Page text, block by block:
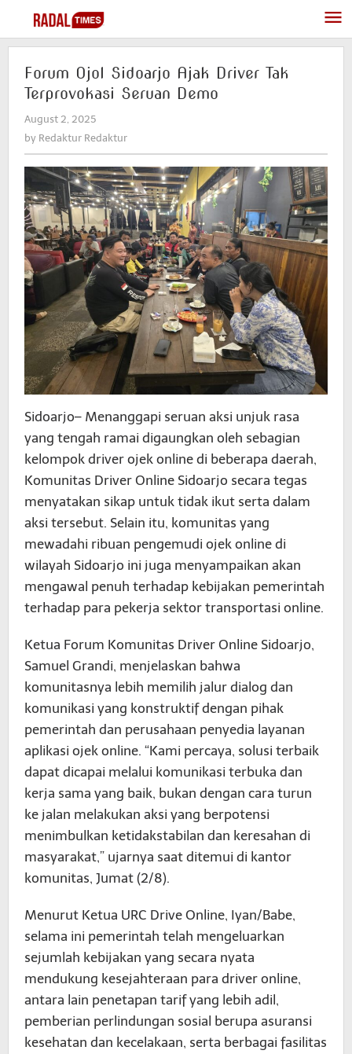
content
Forum Ojol Sidoarjo Ajak Driver Tak
Terprovokasi Seruan Demo
August 2, 2025
Redaktur
by Redaktur Redaktur
Sidoarjo– Menanggapi seruan aksi unjuk rasa
yang tengah ramai digaungkan oleh sebagian
kelompok driver ojek online di beberapa daerah,
Komunitas Driver Online Sidoarjo secara tegas
menyatakan sikap untuk tidak ikut serta dalam
aksi tersebut. Selain itu, komunitas yang
mewadahi ribuan pengemudi ojek online di
wilayah Sidoarjo ini juga menyampaikan akan
mengawal penuh terhadap kebijakan pemerintah
terhadap para pekerja sektor transportasi online.
Ketua Forum Komunitas Driver Online Sidoarjo,
Samuel Grandi, menjelaskan bahwa
komunitasnya lebih memilih jalur dialog dan
komunikasi yang konstruktif dengan pihak
pemerintah dan perusahaan penyedia layanan
aplikasi ojek online. “Kami percaya, solusi terbaik
dapat dicapai melalui komunikasi terbuka dan
kerja sama yang baik, bukan dengan cara turun
ke jalan melakukan aksi yang berpotensi
menimbulkan ketidakstabilan dan keresahan di
masyarakat,” ujarnya saat ditemui di kantor
komunitas, Jumat (2/8).
Menurut Ketua URC Drive Online, Iyan/Babe,
selama ini pemerintah telah mengeluarkan
sejumlah kebijakan yang secara nyata
mendukung kesejahteraan para driver online,
antara lain penetapan tarif yang lebih adil,
pemberian perlindungan sosial berupa asuransi
kesehatan dan kecelakaan, serta berbagai fasilitas